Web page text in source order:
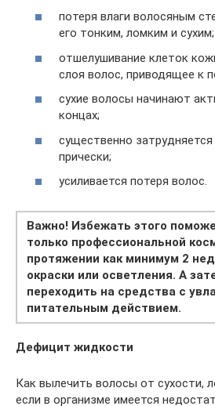
потеря влаги волосяным
его тонким, ломким и сухим;
отшелушивание клеток
слоя волос, приводящее к
сухие волосы начинают
концах;
существенно затрудняется
прически;
усиливается потеря волос.
Важно! Избежать этого
только профессиональной
протяжении как минимум 2
окраски или осветления. А
переходить на средства с
питательным действием.
Дефицит жидкости
Как вылечить волосы от сухости,
если в организме имеется